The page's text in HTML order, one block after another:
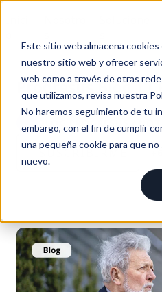
Este sitio web almacena
nuestro sitio web y ofrecer
web como a través de otras
que utilizamos, revisa nuestra
No haremos seguimiento de tu
embargo, con el fin de cumplir
una pequeña cookie para que
nuevo.
Progresus Blog |
BLOG PROGRESUS /
SUSCRÍBIRME